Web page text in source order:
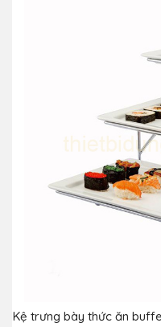
Kệ trưng bày thức ăn